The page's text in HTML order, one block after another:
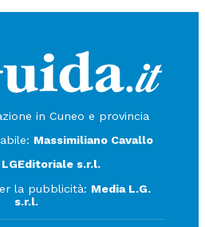
in Cuneo e provincia
Massimiliano Cavallo
LGEditoriale s.r.l.
la pubblicità: Media L.G.
s.r.l.